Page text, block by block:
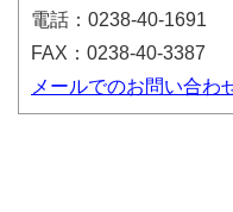
電話：0238-40-1691
FAX：0238-40-3387
メールでのお問い合わ